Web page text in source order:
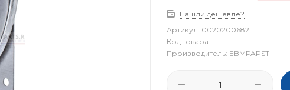
Нашли дешевле?
Артикул: 0020200682
Код товара: —
Производитель: EBMPAPST